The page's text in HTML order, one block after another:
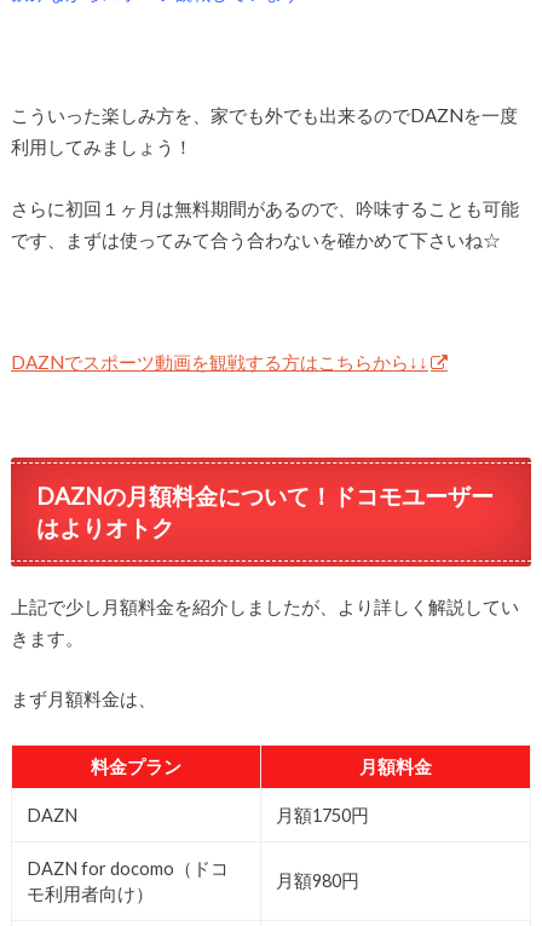
こういった楽しみ方を、家でも外でも出来るのでDAZNを一度
利用してみましょう！
さらに初回１ヶ月は無料期間があるので、吟味することも可能
です、まずは使ってみて合う合わないを確かめて下さいね☆
DAZNでスポーツ動画を観戦する方はこちらから↓↓
DAZNの月額料金について！ドコモユーザー
はよりオトク
上記で少し月額料金を紹介しましたが、より詳しく解説してい
きます。
まず月額料金は、
料金プラン 月額料金
DAZN 月額1750円
DAZN for docomo（ドコ
モ利用者向け）
月額980円